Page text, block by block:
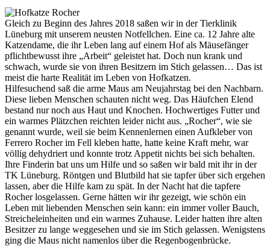
Gleich zu Beginn des Jahres 2018 saßen wir in der Tierklinik
Lüneburg mit unserem neusten Notfellchen. Eine ca. 12 Jahre alte
Katzendame, die ihr Leben lang auf einem Hof als Mäusefänger
pflichtbewusst ihre „Arbeit“ geleistet hat. Doch nun krank und
schwach, wurde sie von ihren Besitzern im Stich gelassen… Das ist
meist die harte Realität im Leben von Hofkatzen.
Hilfesuchend saß die arme Maus am Neujahrstag bei den Nachbarn.
Diese lieben Menschen schauten nicht weg. Das Häufchen Elend
bestand nur noch aus Haut und Knochen. Hochwertiges Futter und
ein warmes Plätzchen reichten leider nicht aus. „Rocher“, wie sie
genannt wurde, weil sie beim Kennenlernen einen Aufkleber von
Ferrero Rocher im Fell kleben hatte, hatte keine Kraft mehr, war
völlig dehydriert und konnte trotz Appetit nichts bei sich behalten.
Ihre Finderin bat uns um Hilfe und so saßen wir bald mit ihr in der
TK Lüneburg. Röntgen und Blutbild hat sie tapfer über sich ergehen
lassen, aber die Hilfe kam zu spät. In der Nacht hat die tapfere
Rocher losgelassen. Gerne hätten wir ihr gezeigt, wie schön ein
Leben mit liebenden Menschen sein kann: ein immer voller Bauch,
Streicheleinheiten und ein warmes Zuhause. Leider hatten ihre alten
Besitzer zu lange weggesehen und sie im Stich gelassen. Wenigstens
ging die Maus nicht namenlos über die Regenbogenbrücke.